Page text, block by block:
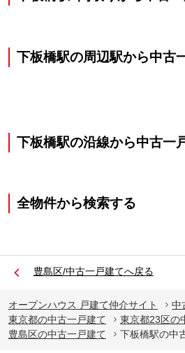
下板橋駅の周辺駅から中古
下板橋駅の沿線から中古一
全物件から検索する
豊島区/中古一戸建てへ戻る
オープンハウス 戸建て仲介サイト
中
東京都の中古一戸建て
東京都23区の
豊島区の中古一戸建て
下板橋駅の中